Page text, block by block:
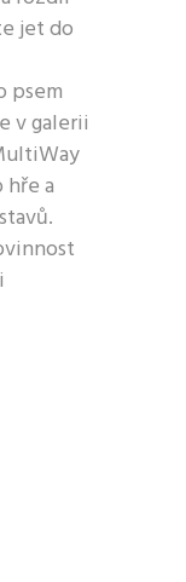
jet do
psem
v galerii
a